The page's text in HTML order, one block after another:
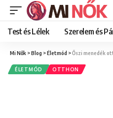
Test és Lélek Szerelem és
Mi Nők >Blog >Életmód >Őszi menedék otthon:
ÉLETMÓD OTTHON